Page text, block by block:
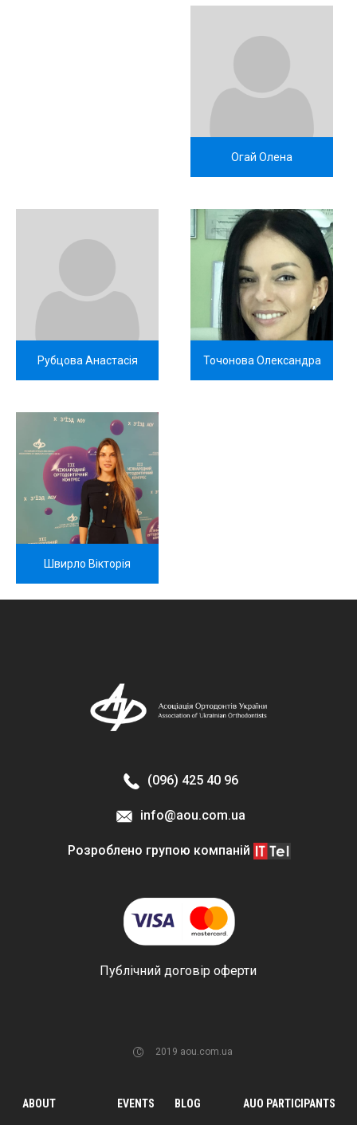
Огай Олена
Рубцова Анастасія Точонова Олександра
Швирло Вікторія
(096) 425 40 96
info@aou.com.ua
Розроблено групою компаній
Публічний договір оферти
C 2019 aou.com.ua
ABOUT EVENTS BLOG AUO PARTICIPANTS